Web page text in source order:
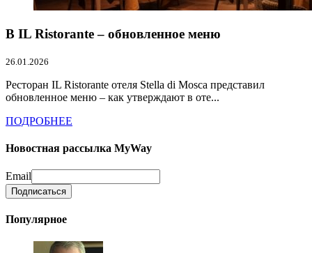
В IL Ristorante – обновленное меню
26.01.2026
Ресторан IL Ristorante отеля Stella di Mosca представил
обновленное меню – как утверждают в оте...
ПОДРОБНЕЕ
Новостная рассылка MyWay
Email
Популярное